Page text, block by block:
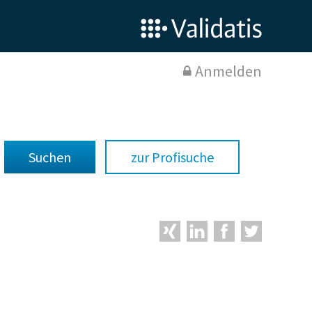
Anmelden
zur Profisuche